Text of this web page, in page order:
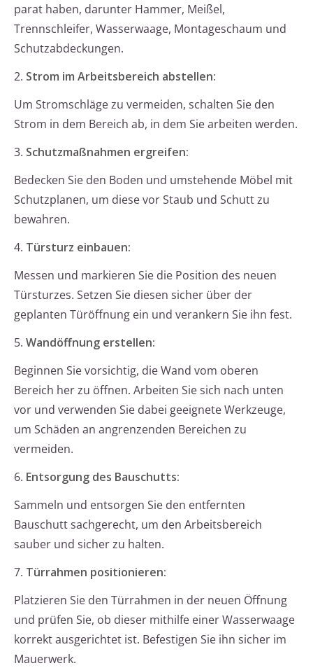
parat haben, darunter Hammer, Meißel,
Trennschleifer, Wasserwaage, Montageschaum und
Schutzabdeckungen.
2. Strom im Arbeitsbereich abstellen:
Um Stromschläge zu vermeiden, schalten Sie den
Strom in dem Bereich ab, in dem Sie arbeiten werden.
3. Schutzmaßnahmen ergreifen:
Bedecken Sie den Boden und umstehende Möbel mit
Schutzplanen, um diese vor Staub und Schutt zu
bewahren.
4. Türsturz einbauen:
Messen und markieren Sie die Position des neuen
Türsturzes. Setzen Sie diesen sicher über der
geplanten Türöffnung ein und verankern Sie ihn fest.
5. Wandöffnung erstellen:
Beginnen Sie vorsichtig, die Wand vom oberen
Bereich her zu öffnen. Arbeiten Sie sich nach unten
vor und verwenden Sie dabei geeignete Werkzeuge,
um Schäden an angrenzenden Bereichen zu
vermeiden.
6. Entsorgung des Bauschutts:
Sammeln und entsorgen Sie den entfernten
Bauschutt sachgerecht, um den Arbeitsbereich
sauber und sicher zu halten.
7. Türrahmen positionieren:
Platzieren Sie den Türrahmen in der neuen Öffnung
und prüfen Sie, ob dieser mithilfe einer Wasserwaage
korrekt ausgerichtet ist. Befestigen Sie ihn sicher im
Mauerwerk.